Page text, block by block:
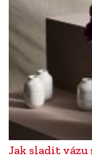
Jak sladit